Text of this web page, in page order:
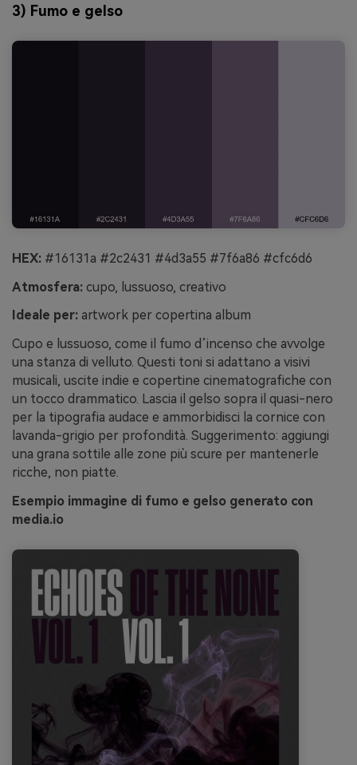
3) Fumo e gelso
HEX: #16131a #2c2431 #4d3a55 #7f6a86 #cfc6d6
Atmosfera: cupo, lussuoso, creativo
Ideale per: artwork per copertina album
Cupo e lussuoso, come il fumo d’incenso che avvolge
una stanza di velluto. Questi toni si adattano a visivi
musicali, uscite indie e copertine cinematografiche con
un tocco drammatico. Lascia il gelso sopra il quasi-nero
per la tipografia audace e ammorbidisci la cornice con
lavanda-grigio per profondità. Suggerimento: aggiungi
una grana sottile alle zone più scure per mantenerle
ricche, non piatte.
Esempio immagine di fumo e gelso generato con
media.io